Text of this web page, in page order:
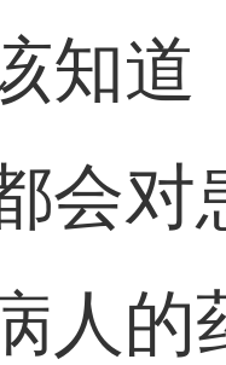
知道
会对
人的